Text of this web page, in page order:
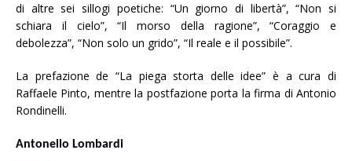
di altre sei sillogi poetiche: “Un giorno di libertà”, “Non si
schiara il cielo”, “Il morso della ragione”, “Coraggio e
debolezza”, “Non solo un grido”, “Il reale e il possibile”.
La prefazione de “La piega storta delle idee” è a cura di
Raffaele Pinto, mentre la postfazione porta la firma di Antonio
Rondinelli.
Antonello Lombardi